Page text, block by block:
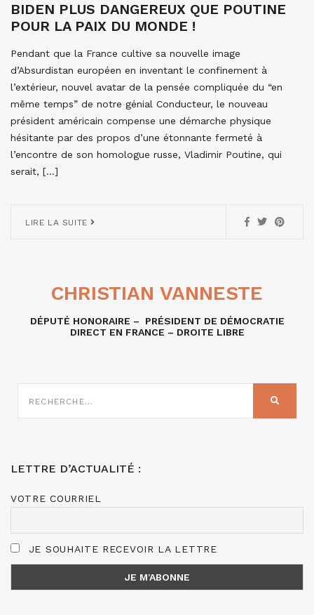
BIDEN PLUS DANGEREUX QUE POUTINE
POUR LA PAIX DU MONDE !
Pendant que la France cultive sa nouvelle image
d’Absurdistan européen en inventant le confinement à
l’extérieur, nouvel avatar de la pensée compliquée du “en
même temps” de notre génial Conducteur, le nouveau
président américain compense une démarche physique
hésitante par des propos d’une étonnante fermeté à
l’encontre de son homologue russe, Vladimir Poutine, qui
serait, […]
LIRE LA SUITE
CHRISTIAN VANNESTE
DÉPUTÉ HONORAIRE – PRÉSIDENT DE DÉMOCRATIE
DIRECT EN FRANCE – DROITE LIBRE
SUR
LETTRE D’ACTUALITÉ :
VOTRE COURRIEL
JE SOUHAITE RECEVOIR LA LETTRE